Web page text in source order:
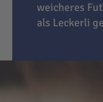
weicheres
als Leckerli